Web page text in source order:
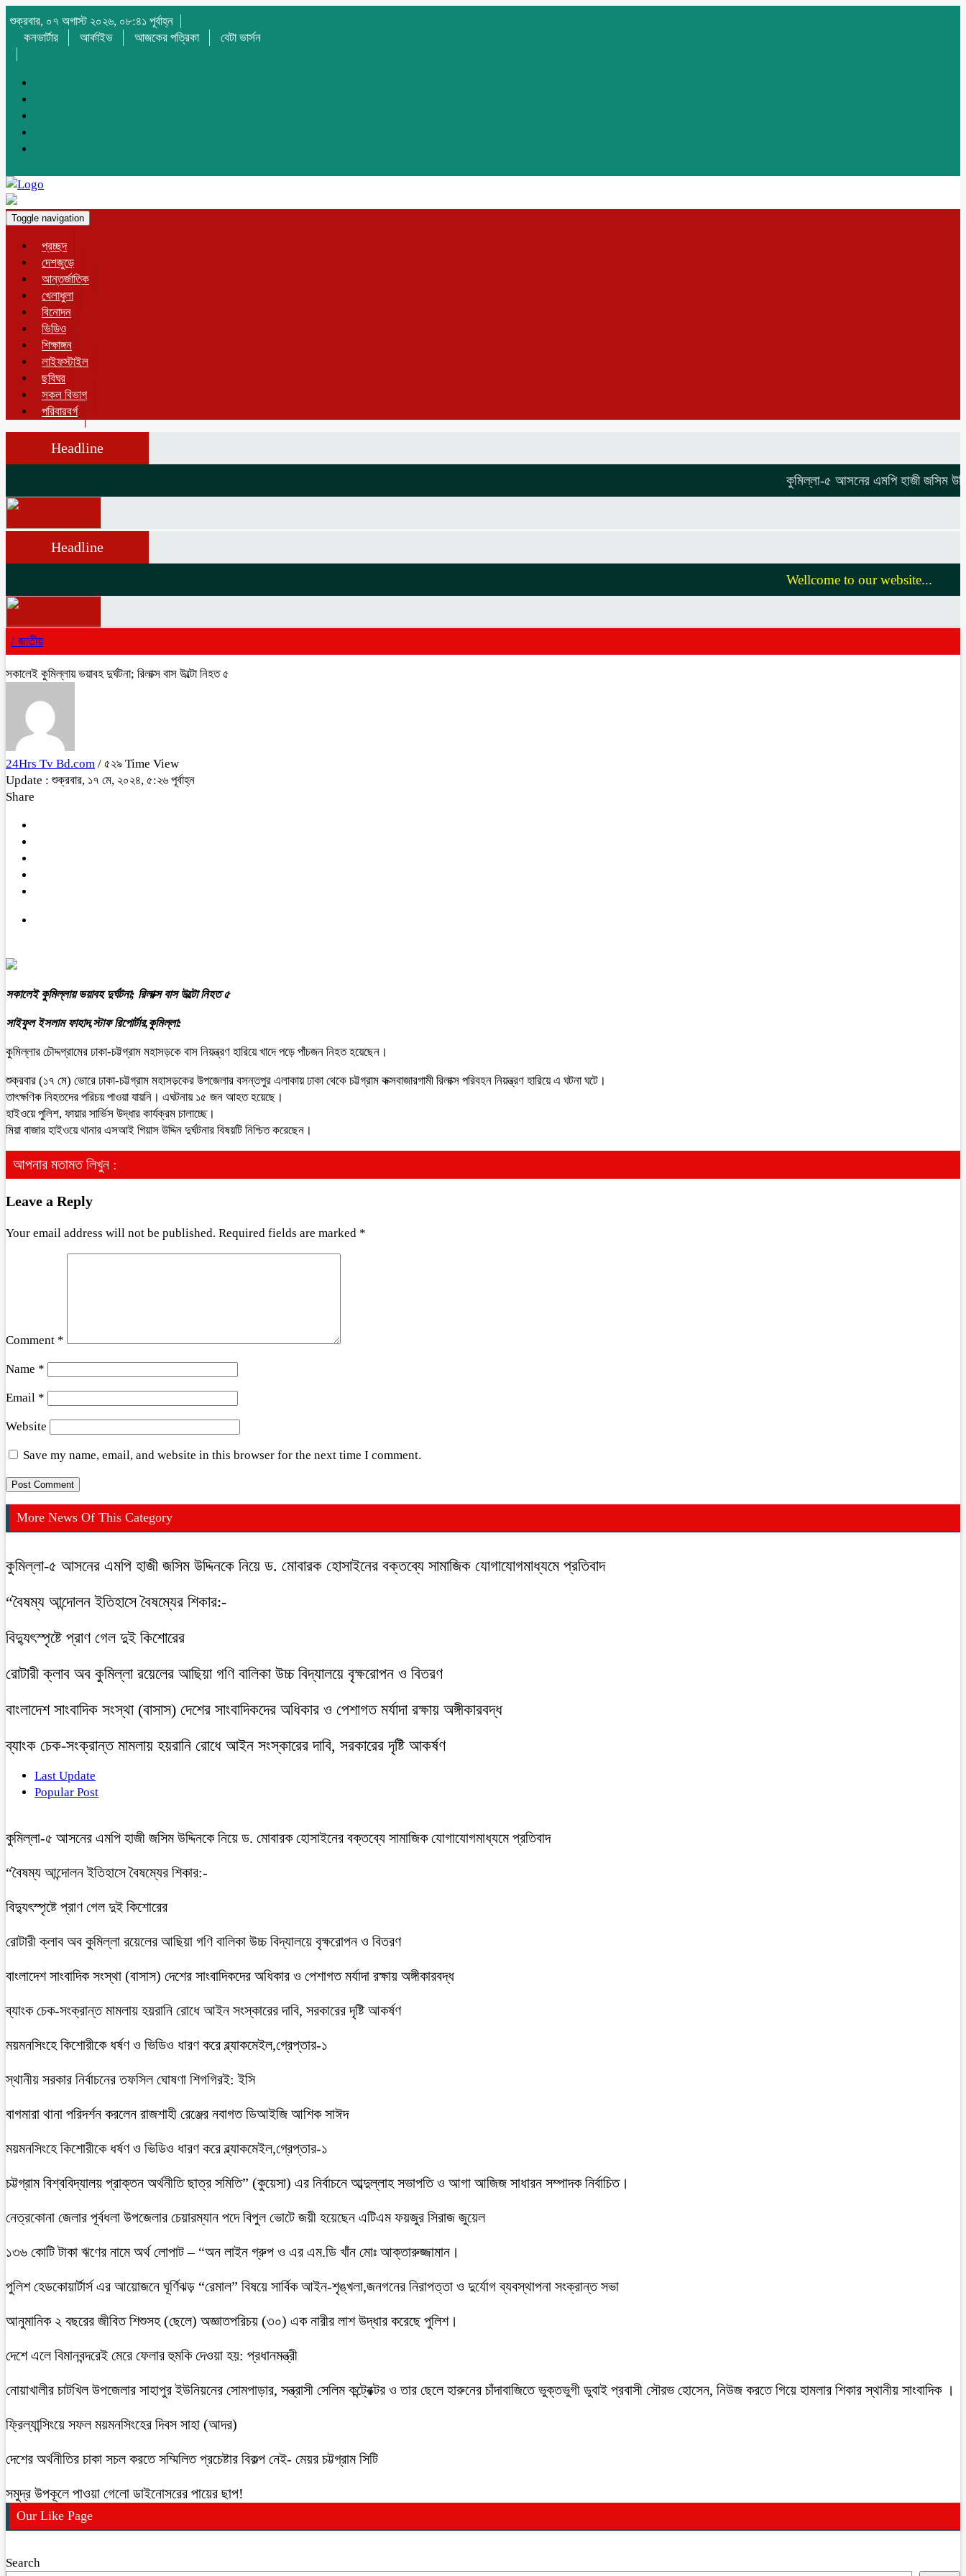
শুক্রবার, ০৭ অগাস্ট ২০২৬, ০৮:৪১ পূর্বাহ্ন
কনভার্টার
আর্কাইভ আজকের পত্রিকা বেটা ভার্সন
Toggle navigation
প্রচ্ছদ
দেশজুড়ে
আন্তর্জাতিক
খেলাধুলা
বিনোদন
ভিডিও
শিক্ষাঙ্গন
লাইফস্টাইল
ছবিঘর
সকল বিভাগ
পরিবারবর্গ
Headline
কুমিল্লা-৫ আসনের এমপি হাজী জসিম
Headline
Wellcome to our website...
/ জাতীয়
সকালেই কুমিল্লায় ভয়াবহ দুর্ঘটনা; রিলাক্স বাস উল্টো নিহত ৫
24Hrs Tv Bd.com / ৫২৯ Time View
Update : শুক্রবার, ১৭ মে, ২০২৪, ৫:২৬ পূর্বাহ্ন
Share
সকালেই কুমিল্লায় ভয়াবহ দুর্ঘটনা; রিলাক্স বাস উল্টো নিহত ৫
সাইফুল ইসলাম ফাহাদ,স্টাফ রিপোর্টার,কুমিল্লা:
কুমিল্লার চৌদ্দগ্রামের ঢাকা-চট্টগ্রাম মহাসড়কে বাস নিয়ন্ত্রণ হারিয়ে খাদে পড়ে পাঁচজন নিহত হয়েছেন।
শুক্রবার (১৭ মে) ভোরে ঢাকা-চট্টগ্রাম মহাসড়কের উপজেলার বসন্তপুর এলাকায় ঢাকা থেকে চট্টগ্রাম কক্সবাজারগামী রিলাক্স পরিবহন নিয়ন্ত্রণ হারিয়ে এ ঘটনা ঘটে।
তাৎক্ষণিক নিহতদের পরিচয় পাওয়া যায়নি। এঘটনায় ১৫ জন আহত হয়েছে।
হাইওয়ে পুলিশ, ফায়ার সার্ভিস উদ্ধার কার্যক্রম চালাচ্ছে।
মিয়া বাজার হাইওয়ে থানার এসআই গিয়াস উদ্দিন দুর্ঘটনার বিষয়টি নিশ্চিত করেছেন।
আপনার মতামত লিখুন :
Leave a Reply
Your email address will not be published. Required fields are marked *
Comment *
Name *
Email *
Website
Save my name, email, and website in this browser for the next time I comment.
More News Of This Category
কুমিল্লা-৫ আসনের এমপি হাজী জসিম উদ্দিনকে নিয়ে ড. মোবারক হোসাইনের বক্তব্যে সামাজিক যোগাযোগমাধ্যমে প্রতিবাদ
“বৈষম্য আন্দোলন ইতিহাসে বৈষম্যের শিকার:-
বিদ্যুৎস্পৃষ্টে প্রাণ গেল দুই কিশোরের
রোটারী ক্লাব অব কুমিল্লা রয়েলের আছিয়া গণি বালিকা উচ্চ বিদ্যালয়ে বৃক্ষরোপন ও বিতরণ
বাংলাদেশ সাংবাদিক সংস্থা (বাসাস) দেশের সাংবাদিকদের অধিকার ও পেশাগত মর্যাদা রক্ষায় অঙ্গীকারবদ্ধ
ব্যাংক চেক-সংক্রান্ত মামলায় হয়রানি রোধে আইন সংস্কারের দাবি, সরকারের দৃষ্টি আকর্ষণ
Last Update
Popular Post
কুমিল্লা-৫ আসনের এমপি হাজী জসিম উদ্দিনকে নিয়ে ড. মোবারক হোসাইনের বক্তব্যে সামাজিক যোগাযোগমাধ্যমে প্রতিবাদ
“বৈষম্য আন্দোলন ইতিহাসে বৈষম্যের শিকার:-
বিদ্যুৎস্পৃষ্টে প্রাণ গেল দুই কিশোরের
রোটারী ক্লাব অব কুমিল্লা রয়েলের আছিয়া গণি বালিকা উচ্চ বিদ্যালয়ে বৃক্ষরোপন ও বিতরণ
বাংলাদেশ সাংবাদিক সংস্থা (বাসাস) দেশের সাংবাদিকদের অধিকার ও পেশাগত মর্যাদা রক্ষায় অঙ্গীকারবদ্ধ
ব্যাংক চেক-সংক্রান্ত মামলায় হয়রানি রোধে আইন সংস্কারের দাবি, সরকারের দৃষ্টি আকর্ষণ
ময়মনসিংহে কিশোরীকে ধর্ষণ ও ভিডিও ধারণ করে ব্ল্যাকমেইল,গ্রেপ্তার-১
স্থানীয় সরকার নির্বাচনের তফসিল ঘোষণা শিগগিরই: ইসি
বাগমারা থানা পরিদর্শন করলেন রাজশাহী রেঞ্জের নবাগত ডিআইজি আশিক সাঈদ
ময়মনসিংহে কিশোরীকে ধর্ষণ ও ভিডিও ধারণ করে ব্ল্যাকমেইল,গ্রেপ্তার-১
চট্টগ্রাম বিশ্ববিদ্যালয় প্রাক্তন অর্থনীতি ছাত্র সমিতি” (কুয়েসা) এর নির্বাচনে আব্দুল্লাহ সভাপতি ও আগা আজিজ সাধারন সম্পাদক নির্বাচিত।
নেত্রকোনা জেলার পূর্বধলা উপজেলার চেয়ারম্যান পদে বিপুল ভোটে জয়ী হয়েছেন এটিএম ফয়জুর সিরাজ জুয়েল
১৩৬ কোটি টাকা ঋণের নামে অর্থ লোপাট – “অন লাইন গ্রুপ ও এর এম.ডি খাঁন মোঃ আক্তারুজ্জামান।
পুলিশ হেডকোয়ার্টার্স এর আয়োজনে ঘূর্ণিঝড় “রেমাল” বিষয়ে সার্বিক আইন-শৃঙ্খলা,জনগনের নিরাপত্তা ও দুর্যোগ ব্যবস্থাপনা সংক্রান্ত সভা
আনুমানিক ২ বছরের জীবিত শিশুসহ (ছেলে) অজ্ঞাতপরিচয় (৩০) এক নারীর লাশ উদ্ধার করেছে পুলিশ।
দেশে এলে বিমানবন্দরেই মেরে ফেলার হুমকি দেওয়া হয়: প্রধানমন্ত্রী
নোয়াখালীর চাটখিল উপজেলার সাহাপুর ইউনিয়নের সোমপাড়ার, সন্ত্রাসী সেলিম কন্ট্রেক্টর ও তার ছেলে হারুনের চাঁদাবাজিতে ভুক্তভুগী ডুবাই প্রবাসী সৌরভ হোসেন, নিউজ করতে গিয়ে হামলার শিকার স্থানীয় সাংবাদিক ।
ফ্রিল্যান্সিংয়ে সফল ময়মনসিংহের দিবস সাহা (আদর)
দেশের অর্থনীতির চাকা সচল করতে সম্মিলিত প্রচেষ্টার বিকল্প নেই- মেয়র চট্টগ্রাম সিটি
সমুদ্র উপকূলে পাওয়া গেলো ডাইনোসরের পায়ের ছাপ!
Our Like Page
Search